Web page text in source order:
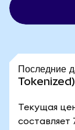
Последние
Tokenized)
Текущая
составляет